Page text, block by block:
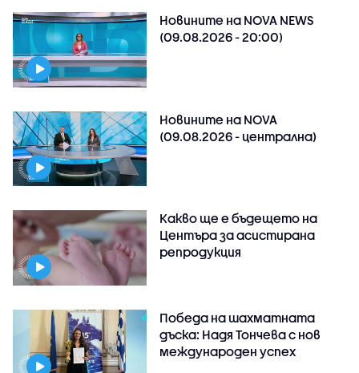
Новините на NOVA NEWS
(09.08.2026 - 20:00)
Новините на NOVA
(09.08.2026 - централна)
Какво ще е бъдещето на
Центъра за асистирана
репродукция
Победа на шахматната
дъска: Надя Тончева с нов
международен успех